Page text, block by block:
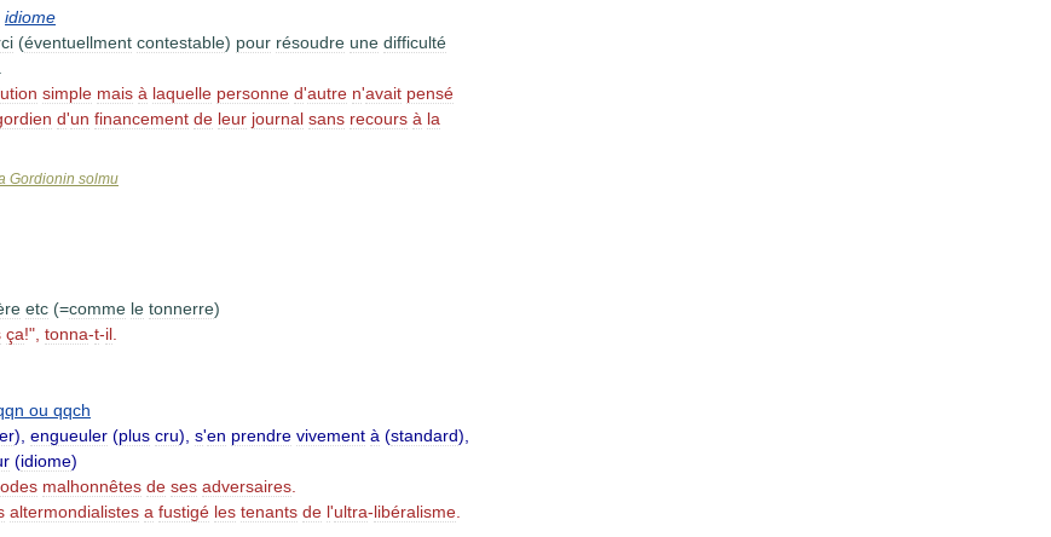
idiome
(éventuellment contestable) pour résoudre une difficulté
simple mais à laquelle personne d'autre n'avait pensé
d'un financement de leur journal sans recours à la
Gordionin solmu
etc (=comme le tonnerre)
ça!", tonna-t-il
ou qqch
), engueuler (plus cru), s'en prendre vivement à (standard),
(idiome)
malhonnêtes de ses adversaires
altermondialistes a fustigé les tenants de l'ultra-libéralisme